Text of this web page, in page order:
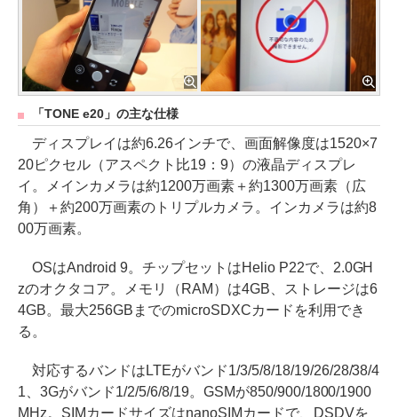
「TONE e20」の主な仕様
ディスプレイは約6.26インチで、画面解像度は1520×7
20ピクセル（アスペクト比19：9）の液晶ディスプレ
イ。メインカメラは約1200万画素＋約1300万画素（広
角）＋約200万画素のトリプルカメラ。インカメラは約8
00万画素。
OSはAndroid 9。チップセットはHelio P22で、2.0GH
zのオクタコア。メモリ（RAM）は4GB、ストレージは6
4GB。最大256GBまでのmicroSDXCカードを利用でき
る。
対応するバンドはLTEがバンド1/3/5/8/18/19/26/28/38/4
1、3Gがバンド1/2/5/6/8/19。GSMが850/900/1800/1900
MHz。SIMカードサイズはnanoSIMカードで、DSDVを